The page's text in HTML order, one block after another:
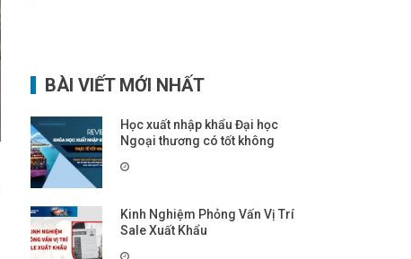
BÀI VIẾT MỚI NHẤT
Học xuất nhập khẩu Đại học
Ngoại thương có tốt không
Kinh Nghiệm Phỏng Vấn Vị Trí
Sale Xuất Khẩu